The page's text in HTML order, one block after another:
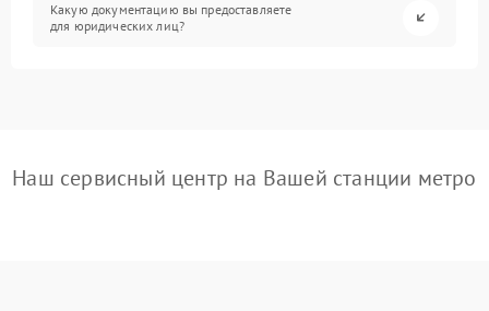
Какую документацию вы предоставляете
для юридических лиц?
Наш сервисный центр на Вашей станции метро